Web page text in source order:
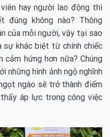
hay người lao động thì
không nào? Thông
của mỗi người, vậy tại sao
sự khác biệt từ chính chiếc
cảm hứng hơn nữa? Chúng
những hình ảnh ngộ nghĩnh
ngào sẽ trở thành điểm
áp lực trong công việc